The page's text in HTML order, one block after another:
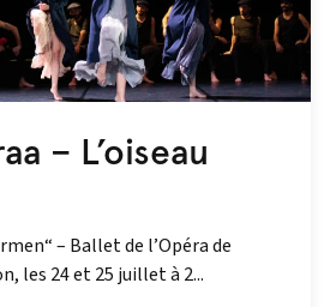
– L’oiseau
– Ballet de l’Opéra de
les 24 et 25 juillet à 2...